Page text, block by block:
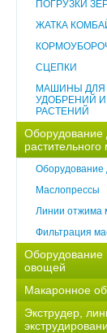
ПОГРУЗКИ
ЖАТКА
СЦЕПКИ
МАШИНЫ ДЛЯ
УДОБРЕНИЙ
РАСТЕНИЙ
Оборудование
растительного
Оборудование
Маслопрессы
Линии отжима
Фильтрация
Оборудование
овощей
Макаронное
Экструдер,